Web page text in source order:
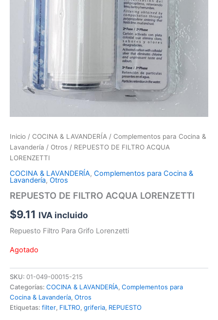
Inicio / COCINA & LAVANDERÍA / Complementos para Cocina &
Lavandería / Otros / REPUESTO DE FILTRO ACQUA
LORENZETTI
COCINA & LAVANDERÍA, Complementos para Cocina &
Lavandería, Otros
REPUESTO DE FILTRO ACQUA LORENZETTI
$9.11 IVA incluido
Repuesto Filtro Para Grifo Lorenzetti
Agotado
SKU: 01-049-00015-215
Categorías: COCINA & LAVANDERÍA, Complementos para
Cocina & Lavandería, Otros
Etiquetas: filter, FILTRO, griferia, REPUESTO